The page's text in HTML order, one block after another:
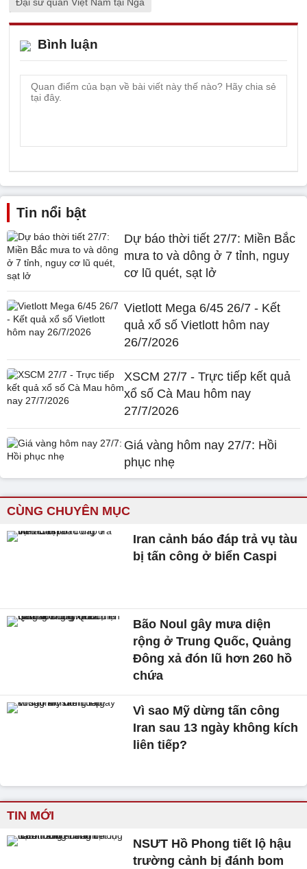
Bình luận
Tin nổi bật
Dự báo thời tiết 27/7: Miền Bắc
mưa to và dông ở 7 tỉnh, nguy
cơ lũ quét, sạt lở
Vietlott Mega 6/45 26/7 - Kết
quả xổ số Vietlott hôm nay
26/7/2026
XSCM 27/7 - Trực tiếp kết quả
xổ số Cà Mau hôm nay
27/7/2026
Giá vàng hôm nay 27/7: Hồi
phục nhẹ
CÙNG CHUYÊN MỤC
Iran cảnh báo đáp trả vụ tàu
bị tấn công ở biển Caspi
Bão Noul gây mưa diện
rộng ở Trung Quốc, Quảng
Đông xả đón lũ hơn 260 hồ
chứa
Vì sao Mỹ dừng tấn công
Iran sau 13 ngày không kích
liên tiếp?
TIN MỚI
NSƯT Hồ Phong tiết lộ hậu
trường cảnh bị đánh bom